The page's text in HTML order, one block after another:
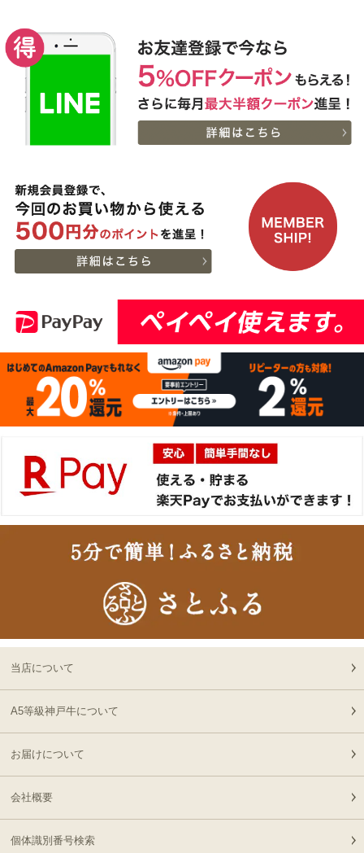
9
22:23:00
円 しゃぶしゃぶ（バラ・
プレミアム霜降りもも）
400g
2026-
08-06
21:40:00
熊本県
神戸牛カタログギフト
８千円
11
08-06
兵庫県
神戸牛カタログギフト
12
08-06
兵庫県
【送料無料】[ギフト]A5
等級神戸牛ハンバーグス
テーキ 150ｇ×5個
2026-
08-06
17:45:00
栃木県
[ギフト] A5等級神戸牛
ランプすきやき 200ｇ~
14
2026-
08-06
15:51:00
千葉県
[ギフト] A5等級神戸牛
ランプステーキ 200ｇ
~1kg
15
08-06
15:51:00
千葉県
[ギフト] A5等級神戸牛
イチボステーキ 150ｇ(1
枚)
13:58:00
プレミアムセット（プレ
ミアムロース[200g]・プ
レミアムもも[200g]）ス
ライス肉
17
13:58:00
大阪府
出産内祝に命名札 大
切なお名前のお披露目に
2026-
08-06
13:58:00
大阪府 贈り物に最適な高級桐箱
2026-
08-06
13:18:00
大阪府
神戸牛ギフトセット 1万
円 赤身セット すきやき
アム霜降りもも）450g
2026-
出産内祝に命名札 大
21
12:40:00
22
08-06
東京都
神戸牛カタログギフト
当店について
A5等級神戸牛について
お届けについて
会社概要
個体識別番号検索